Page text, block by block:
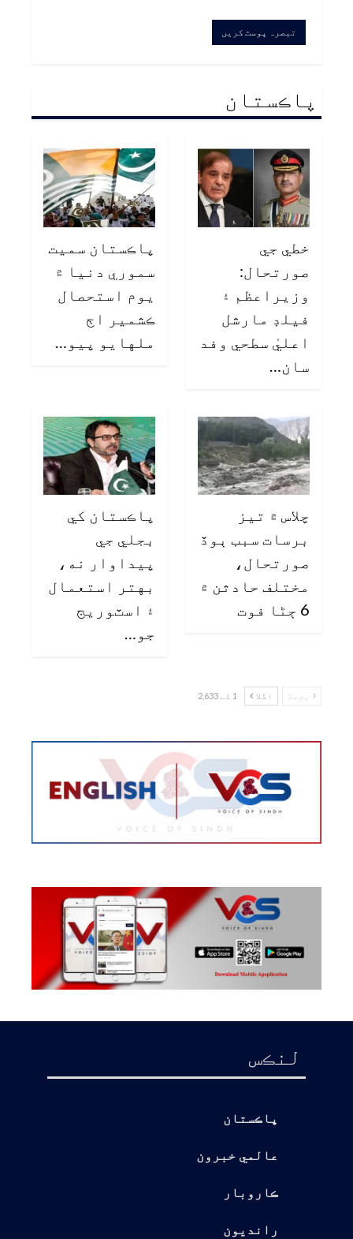
پاڪستان
خطي جي
صورتحال:
وزيراعظم ۽
فيلڊ مارشل
اعليٰ سطحي وفد
سان…
پاڪستان سميت
سموري دنيا ۾
يوم استحصال
ڪشمير اڄ
ملهايو پيو…
چلاس ۾ تيز
برسات سبب ٻوڏ
صورتحال،
مختلف حادثن ۾
6 ڄڻا فوت
پاڪستان کي
بجلي جي
پيداوار نه،
بهتر استعمال
۽ اسٽوريج
جو…
پچھلا اگلا 1 کے 2,633
لنڪس
پاڪستان
عالمي خبرون
ڪاروبار
رانديون